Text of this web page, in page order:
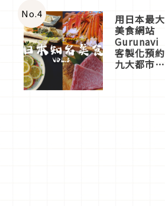
No.4 用日本最大
美食網站
Gurunavi
客製化預約
九大都市餐